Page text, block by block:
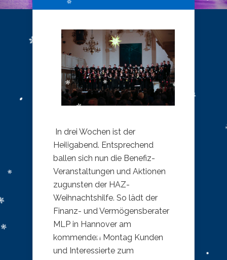
In drei Wochen ist der
Heiligabend. Entsprechend
ballen sich nun die Benefiz-
Veranstaltungen und Aktionen
zugunsten der HAZ-
Weihnachtshilfe. So lädt der
Finanz- und Vermögensberater
MLP in Hannover am
kommenden Montag Kunden
und Interessierte zum